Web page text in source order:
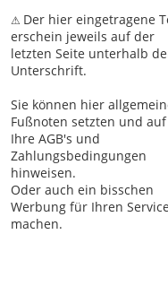
⚠ Der hier eingetragene
erschein jeweils auf der
letzten Seite unterhalb
Unterschrift.
Sie können hier
Fußnoten setzten und auf
Ihre AGB's und
Zahlungsbedingungen
hinweisen.
Oder auch ein bisschen
Werbung für Ihren Service
machen.